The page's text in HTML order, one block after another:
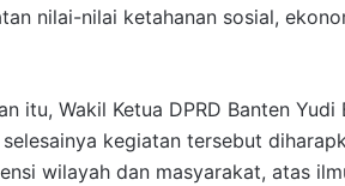
nilai-nilai ketahanan sosial,
itu, Wakil Ketua DPRD Banten
kegiatan tersebut
wilayah dan masyarakat, atas